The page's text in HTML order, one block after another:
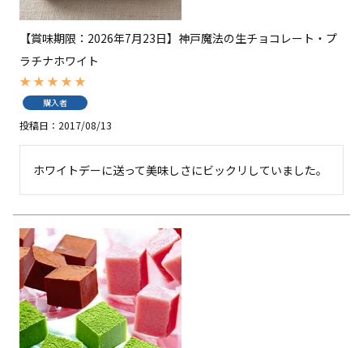
【賞味期限：2026年7月23日】神戸魔法の生チョコレート・プ
ラチナホワイト
購入者
投稿日 2017/08/13
ホワイトデーに送って美味しさにビックリしていました。